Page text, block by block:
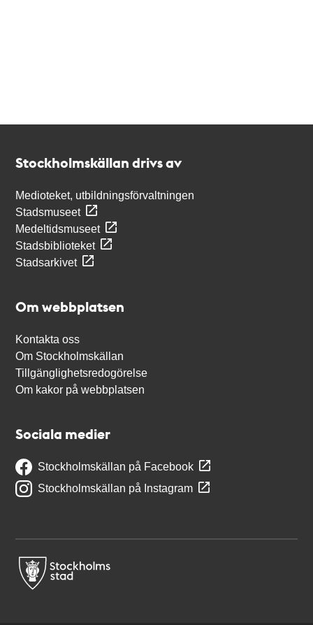
Stockholmskällan drivs av
Medioteket, utbildningsförvaltningen
Stadsmuseet
Medeltidsmuseet
Stadsbiblioteket
Stadsarkivet
Om webbplatsen
Kontakta oss
Om Stockholmskällan
Tillgänglighetsredogörelse
Om kakor på webbplatsen
Sociala medier
Stockholmskällan på Facebook
Stockholmskällan på Instagram